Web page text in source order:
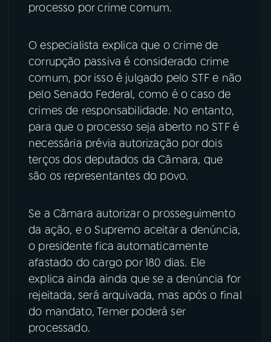
Instagram X
TikTok
processo por crime comum.
O especialista explica que o crime de
corrupção passiva é considerado crime
comum, por isso é julgado pelo STF e não
pelo Senado Federal, como é o caso de
crimes de responsabilidade. No entanto,
para que o processo seja aberto no STF é
necessária prévia autorização por dois
terços dos deputados da Câmara, que
são os representantes do povo.
Se a Câmara autorizar o prosseguimento
da ação, e o Supremo aceitar a denúncia,
o presidente fica automaticamente
afastado do cargo por 180 dias. Ele
explica ainda ainda que se a denúncia for
rejeitada, será arquivada, mas após o final
do mandato, Temer poderá ser
processado.